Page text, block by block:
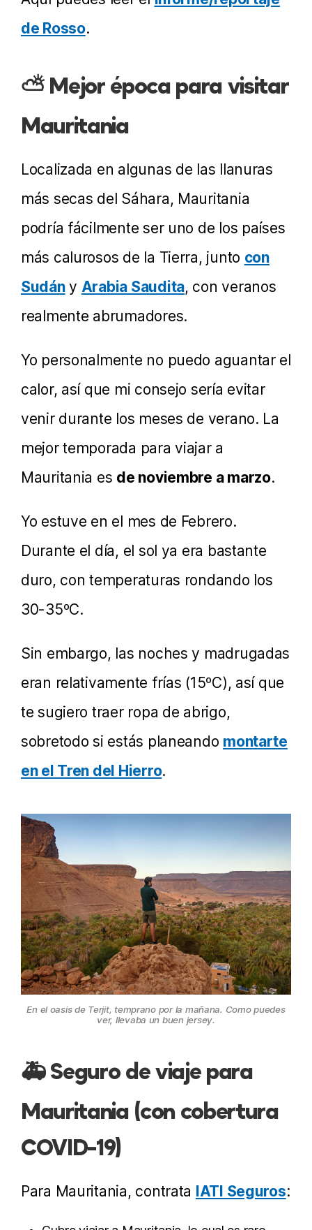
de Rosso.
⛅ Mejor época para visitar
Mauritania
Localizada en algunas de las llanuras
más secas del Sáhara, Mauritania
podría fácilmente ser uno de los países
más calurosos de la Tierra, junto con
Sudány Arabia Saudita, con veranos
realmente abrumadores.
Yo personalmente no puedo aguantar el
calor, así que mi consejo sería evitar
venir durante los meses de verano. La
mejor temporada para viajar a
Mauritania es de noviembre a marzo.
Yo estuve en el mes de Febrero.
Durante el día, el sol ya era bastante
duro, con temperaturas rondando los
30-35ºC.
Sin embargo, las noches y madrugadas
eran relativamente frías (15ºC), así que
te sugiero traer ropa de abrigo,
sobretodo si estás planeando montarte
en el Tren del Hierro.
En el oasis de Terjit, temprano por la mañana. Como puedes
ver, llevaba un buen jersey.
🚑 Seguro de viaje para
Mauritania (con cobertura
COVID-19)
Para Mauritania, contrata IATI Seguros: